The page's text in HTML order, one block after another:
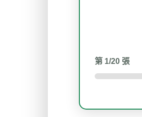
第 1/20 張